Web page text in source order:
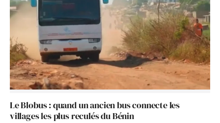
Le Blobus : quand un ancien bus connecte les
villages les plus reculés du Bénin